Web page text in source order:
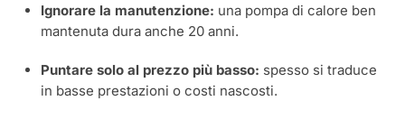
Ignorare la manutenzione: una pompa di calore ben
mantenuta dura anche 20 anni.
Puntare solo al prezzo più basso: spesso si traduce
in basse prestazioni o costi nascosti.